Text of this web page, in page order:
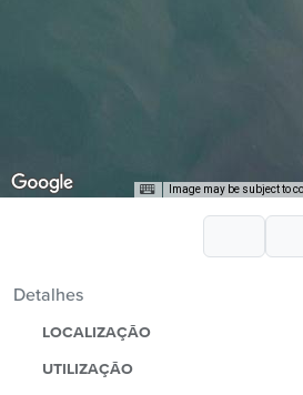
Image may be subject to
Detalhes
LOCALIZAÇÃO
UTILIZAÇÃO